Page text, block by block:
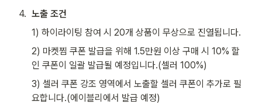
4. 노출 조건
1) 하이라이팅 참여 시 20개 상품이 무상으로 진열됩니다.
2) 마켓찜 쿠폰 발급을 위해 1.5만원 이상 구매 시 10% 할
인 쿠폰이 일괄 발급될 예정입니다.(셀러 100%)
3) 셀러 쿠폰 강조 영역에서 노출할 셀러 쿠폰이 추가로 필
요합니다.(에이블리에서 발급 예정)